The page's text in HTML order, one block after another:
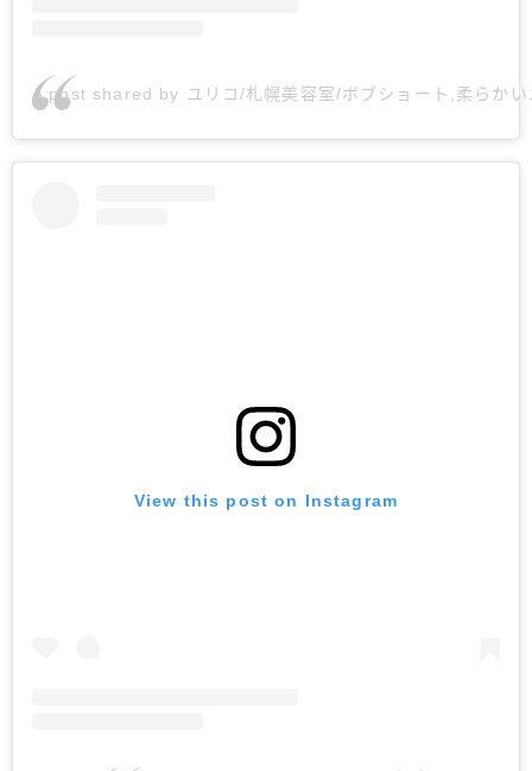
A post shared by ユリコ/札幌美容室/ボブショート,柔らか
View this post on Instagram